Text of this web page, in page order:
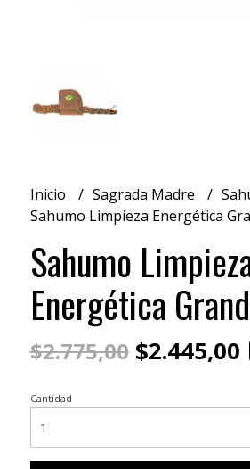
Inicio Sagrada Madre
Sahumo Limpieza Energética
Sahumo
Energética
$2.775,00$2.445,00
Cantidad